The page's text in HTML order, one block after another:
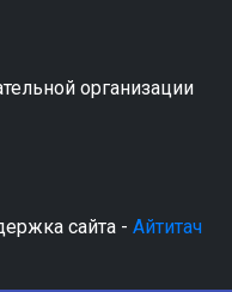
организации
сайта - Айтитач